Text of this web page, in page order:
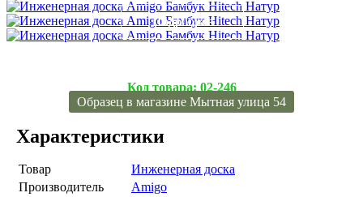
Подробнее
Подробнее
Подробнее
Код товара: 02-246
Образец в магазине Мытная улица 54
Характеристики
Товар
Инженерная доска
Производитель
Amigo